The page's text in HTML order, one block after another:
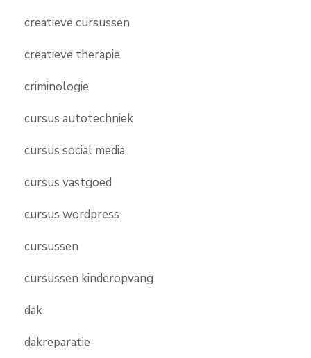
creatieve cursussen
creatieve therapie
criminologie
cursus autotechniek
cursus social media
cursus vastgoed
cursus wordpress
cursussen
cursussen kinderopvang
dak
dakreparatie